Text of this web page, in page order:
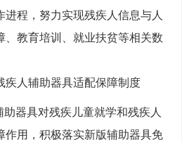
程，努力实现残疾人信息与人
、教育培训、就业扶贫等相关数
人辅助器具适配保障制度
器具对残疾儿童就学和残疾人
作用，积极落实新版辅助器具免